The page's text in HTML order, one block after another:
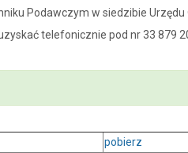
Podawczym w siedzibie
telefonicznie pod nr 33 879
pobierz